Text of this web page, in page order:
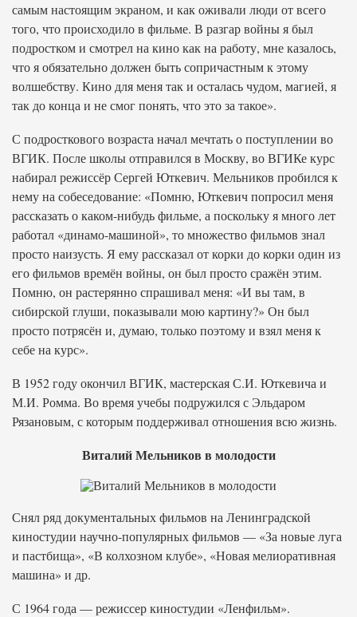
самым настоящим экраном, и как оживали люди от всего
того, что происходило в фильме. В разгар войны я был
подростком и смотрел на кино как на работу, мне казалось,
что я обязательно должен быть сопричастным к этому
волшебству. Кино для меня так и осталась чудом, магией, я
так до конца и не смог понять, что это за такое».
С подросткового возраста начал мечтать о поступлении во
ВГИК. После школы отправился в Москву, во ВГИКе курс
набирал режиссёр Сергей Юткевич. Мельников пробился к
нему на собеседование: «Помню, Юткевич попросил меня
рассказать о каком-нибудь фильме, а поскольку я много лет
работал «динамо-машиной», то множество фильмов знал
просто наизусть. Я ему рассказал от корки до корки один из
его фильмов времён войны, он был просто сражён этим.
Помню, он растерянно спрашивал меня: «И вы там, в
сибирской глуши, показывали мою картину?» Он был
просто потрясён и, думаю, только поэтому и взял меня к
себе на курс».
В 1952 году окончил ВГИК, мастерская С.И. Юткевича и
М.И. Ромма. Во время учебы подружился с Эльдаром
Рязановым, с которым поддерживал отношения всю жизнь.
Виталий Мельников в молодости
Снял ряд документальных фильмов на Ленинградской
киностудии научно-популярных фильмов — «За новые луга
и пастбища», «В колхозном клубе», «Новая мелиоративная
машина» и др.
С 1964 года — режиссер киностудии «Ленфильм».